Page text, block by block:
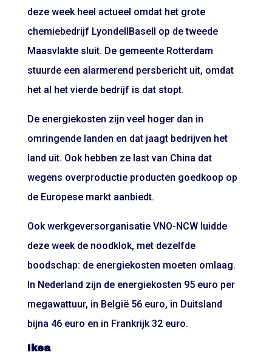
deze week heel actueel omdat het grote
chemiebedrijf LyondellBasell op de tweede
Maasvlakte sluit. De gemeente Rotterdam
stuurde een alarmerend persbericht uit, omdat
het al het vierde bedrijf is dat stopt.
De energiekosten zijn veel hoger dan in
omringende landen en dat jaagt bedrijven het
land uit. Ook hebben ze last van China dat
wegens overproductie producten goedkoop op
de Europese markt aanbiedt.
Ook werkgeversorganisatie VNO-NCW luidde
deze week de noodklok, met dezelfde
boodschap: de energiekosten moeten omlaag.
In Nederland zijn de energiekosten 95 euro per
megawattuur, in België 56 euro, in Duitsland
bijna 46 euro en in Frankrijk 32 euro.
Ikea